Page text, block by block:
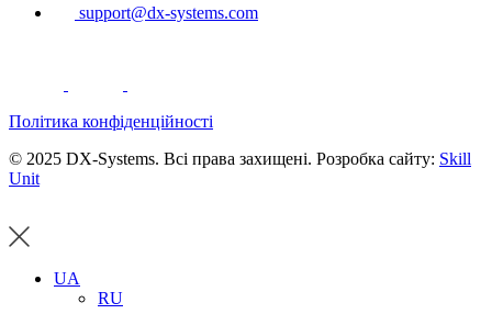
support@dx-systems.com
Політика конфіденційності
© 2025 DX-Systems. Всі права захищені. Розробка сайту: Skill
Unit
UA
RU